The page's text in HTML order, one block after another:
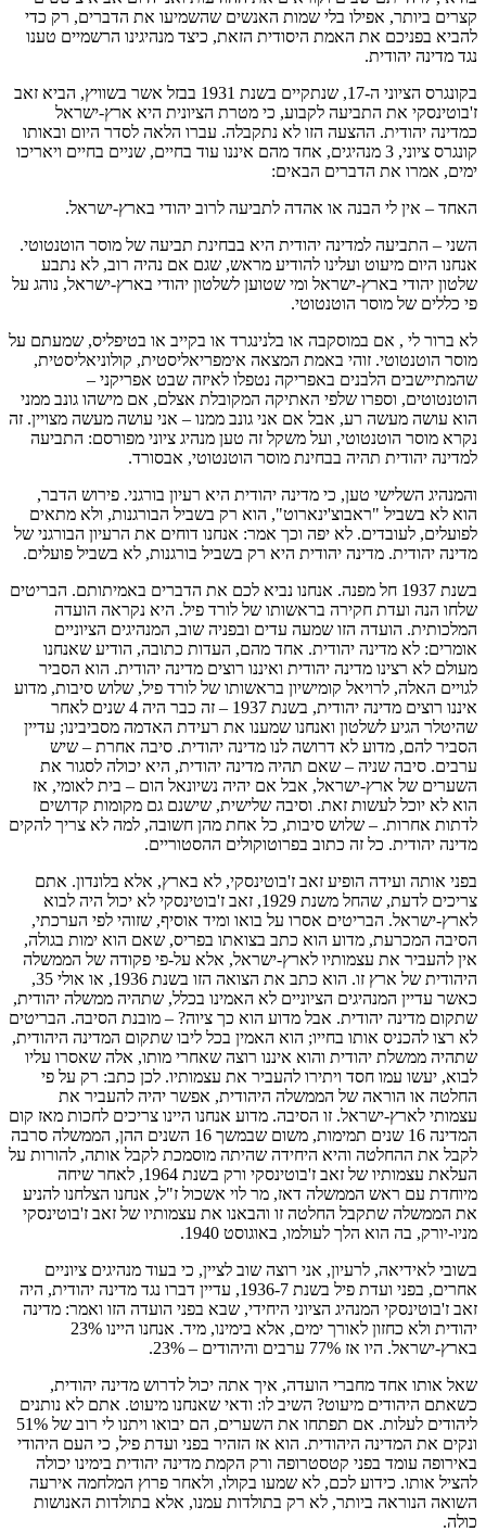
קצרים ביותר, אפילו בלי שמות האנשים שהשמיעו את הדברים, רק כדי
להביא בפניכם את האמת היסודית הזאת, כיצד מנהיגינו הרשמיים טענו
נגד מדינה יהודית.
בקונגרס הציוני ה-17, שנתקיים בשנת 1931 בבזל אשר בשוויץ, הביא זאב
ז'בוטינסקי את התביעה לקבוע, כי מטרת הציונית היא ארץ-ישראל
כמדינה יהודית. ההצעה הזו לא נתקבלה. עברו הלאה לסדר היום ובאותו
קונגרס ציוני, 3 מנהיגים, אחד מהם איננו עוד בחיים, שניים בחיים ויאריכו
ימים, אמרו את הדברים הבאים:
האחד – אין לי הבנה או אהדה לתביעה לרוב יהודי בארץ-ישראל.
השני – התביעה למדינה יהודית היא בבחינת תביעה של מוסר הוטנטוטי.
אנחנו היום מיעוט ועלינו להודיע מראש, שגם אם נהיה רוב, לא נתבע
שלטון יהודי בארץ-ישראל ומי שטוען לשלטון יהודי בארץ-ישראל, נוהג על
פי כללים של מוסר הוטנטוטי.
לא ברור לי , אם במוסקבה או בלנינגרד או בקייב או בטיפליס, שמעתם על
מוסר הוטנטוטי. זוהי באמת המצאה אימפריאליסטית, קולוניאליסטית,
שהמתיישבים הלבנים באפריקה נטפלו לאיזה שבט אפריקני –
הוטנטוטים, וספרו שלפי האתיקה המקובלת אצלם, אם מישהו גונב ממני
הוא עושה מעשה רע, אבל אם אני גונב ממנו – אני עושה מעשה מצויין. זה
נקרא מוסר הוטנטוטי, ועל משקל זה טען מנהיג ציוני מפורסם: התביעה
למדינה יהודית תהיה בבחינת מוסר הוטנטוטי, אבסורד.
והמנהיג השלישי טען, כי מדינה יהודית היא רעיון בורגני. פירוש הדבר,
הוא לא בשביל "ראבוצ'ינארוט", הוא רק בשביל הבורגנות, ולא מתאים
לפועלים, לעובדים. לא יפה וכך אמר: אנחנו דוחים את הרעיון הבורגני של
מדינה יהודית. מדינה יהודית היא רק בשביל בורגנות, לא בשביל פועלים.
בשנת 1937 חל מפנה. אנחנו נביא לכם את הדברים באמיתותם. הבריטים
שלחו הנה ועדת חקירה בראשותו של לורד פיל. היא נקראה הועדה
המלכותית. הועדה הזו שמעה עדים ובפניה שוב, המנהיגים הציוניים
אומרים: לא מדינה יהודית. אחד מהם, העדות כתובה, הודיע שאנחנו
מעולם לא רצינו מדינה יהודית ואיננו רוצים מדינה יהודית. הוא הסביר
לגויים האלה, לרויאל קומישיון בראשותו של לורד פיל, שלוש סיבות, מדוע
איננו רוצים מדינה יהודית, בשנת 1937 – זה כבר היה 4 שנים לאחר
שהיטלר הגיע לשלטון ואנחנו שמענו את רעידת האדמה מסביבינו; עדיין
הסביר להם, מדוע לא דרושה לנו מדינה יהודית. סיבה אחרת – שיש
ערבים. סיבה שניה – שאם תהיה מדינה יהודית, היא יכולה לסגור את
השערים של ארץ-ישראל, אבל אם יהיה נשיונאל הום – בית לאומי, אז
הוא לא יוכל לעשות זאת. וסיבה שלישית, שישנם גם מקומות קדושים
לדתות אחרות. – שלוש סיבות, כל אחת מהן חשובה, למה לא צריך להקים
מדינה יהודית. כל זה כתוב בפרוטוקולים ההסטוריים.
בפני אותה ועידה הופיע זאב ז'בוטינסקי, לא בארץ, אלא בלונדון. אתם
צריכים לדעת, שהחל משנת 1929, זאב ז'בוטינסקי לא יכול היה לבוא
לארץ-ישראל. הבריטים אסרו על בואו ומיד אוסיף, שזוהי לפי הערכתי,
הסיבה המכרעת, מדוע הוא כתב בצואתו בפריס, שאם הוא ימות בגולה,
אין להעביר את עצמותיו לארץ-ישראל, אלא על-פי פקודה של הממשלה
היהודית של ארץ זו. הוא כתב את הצואה הזו בשנת 1936, או אולי 35,
כאשר עדיין המנהיגים הציוניים לא האמינו בכלל, שתהיה ממשלה יהודית,
שתקום מדינה יהודית. אבל מדוע הוא כך ציוה? – מובנת הסיבה. הבריטים
לא רצו להכניס אותו בחייו; הוא האמין בכל ליבו שתקום המדינה היהודית,
שתהיה ממשלת יהודית והוא איננו רוצה שאחרי מותו, אלה שאסרו עליו
לבוא, יעשו עמו חסד ויתירו להעביר את עצמותיו. לכן כתב: רק על פי
החלטה או הוראה של הממשלה היהודית, אפשר יהיה להעביר את
עצמותי לארץ-ישראל. זו הסיבה. מדוע אנחנו היינו צריכים לחכות מאז קום
המדינה 16 שנים תמימות, משום שבמשך 16 השנים ההן, הממשלה סרבה
לקבל את ההחלטה והיא היחידה שהיתה מוסמכת לקבל אותה, להורות על
העלאת עצמותיו של זאב ז'בוטינסקי ורק בשנת 1964, לאחר שיחה
מיוחדת עם ראש הממשלה דאז, מר לוי אשכול ז"ל, אנחנו הצלחנו להניע
את הממשלה שתקבל החלטה זו והבאנו את עצמותיו של זאב ז'בוטינסקי
מניו-יורק, בה הוא הלך לעולמו, באוגוסט 1940.
בשובי לאידיאה, לרעיון, אני רוצה שוב לציין, כי בעוד מנהיגים ציוניים
אחרים, בפני ועדת פיל בשנת 1936-7, עדיין דברו נגד מדינה יהודית, היה
זאב ז'בוטינסקי המנהיג הציוני היחידי, שבא בפני הועדה הזו ואמר: מדינה
יהודית ולא כחזון לאורך ימים, אלא בימינו, מיד. אנחנו היינו 23%
בארץ-ישראל. היו אז 77% ערבים והיהודים – 23%.
שאל אותו אחד מחברי הועדה, איך אתה יכול לדרוש מדינה יהודית,
כשאתם היהודים מיעוט? השיב לו: ודאי שאנחנו מיעוט. אתם לא נותנים
ליהודים לעלות. אם תפתחו את השערים, הם יבואו ויתנו לי רוב של 51%
ונקים את המדינה היהודית. הוא אז הזהיר בפני ועדת פיל, כי העם היהודי
באירופה עומד בפני קטסטרופה ורק הקמת מדינה יהודית בימינו יכולה
להציל אותו. כידוע לכם, לא שמעו בקולו, ולאחר פרוץ המלחמה אירעה
השואה הנוראה ביותר, לא רק בתולדות עמנו, אלא בתולדות האנושות
כולה.